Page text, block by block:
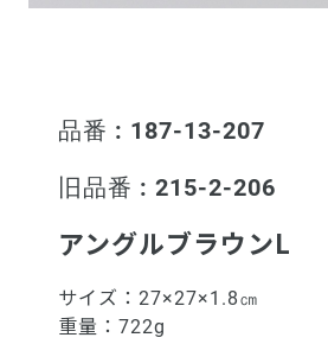
品番 : 187-13-207
旧品番 : 215-2-206
アングルブラウンL
サイズ： 27×27×1.8㎝
重量： 722g